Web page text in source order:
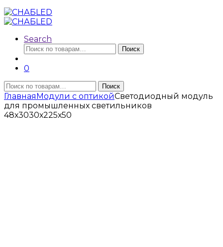
Search
Искать:
Поиск
0
Искать:
Поиск
ГлавнаяМодули с оптикойСветодиодный модуль
для промышленных светильников
48х3030х225х50